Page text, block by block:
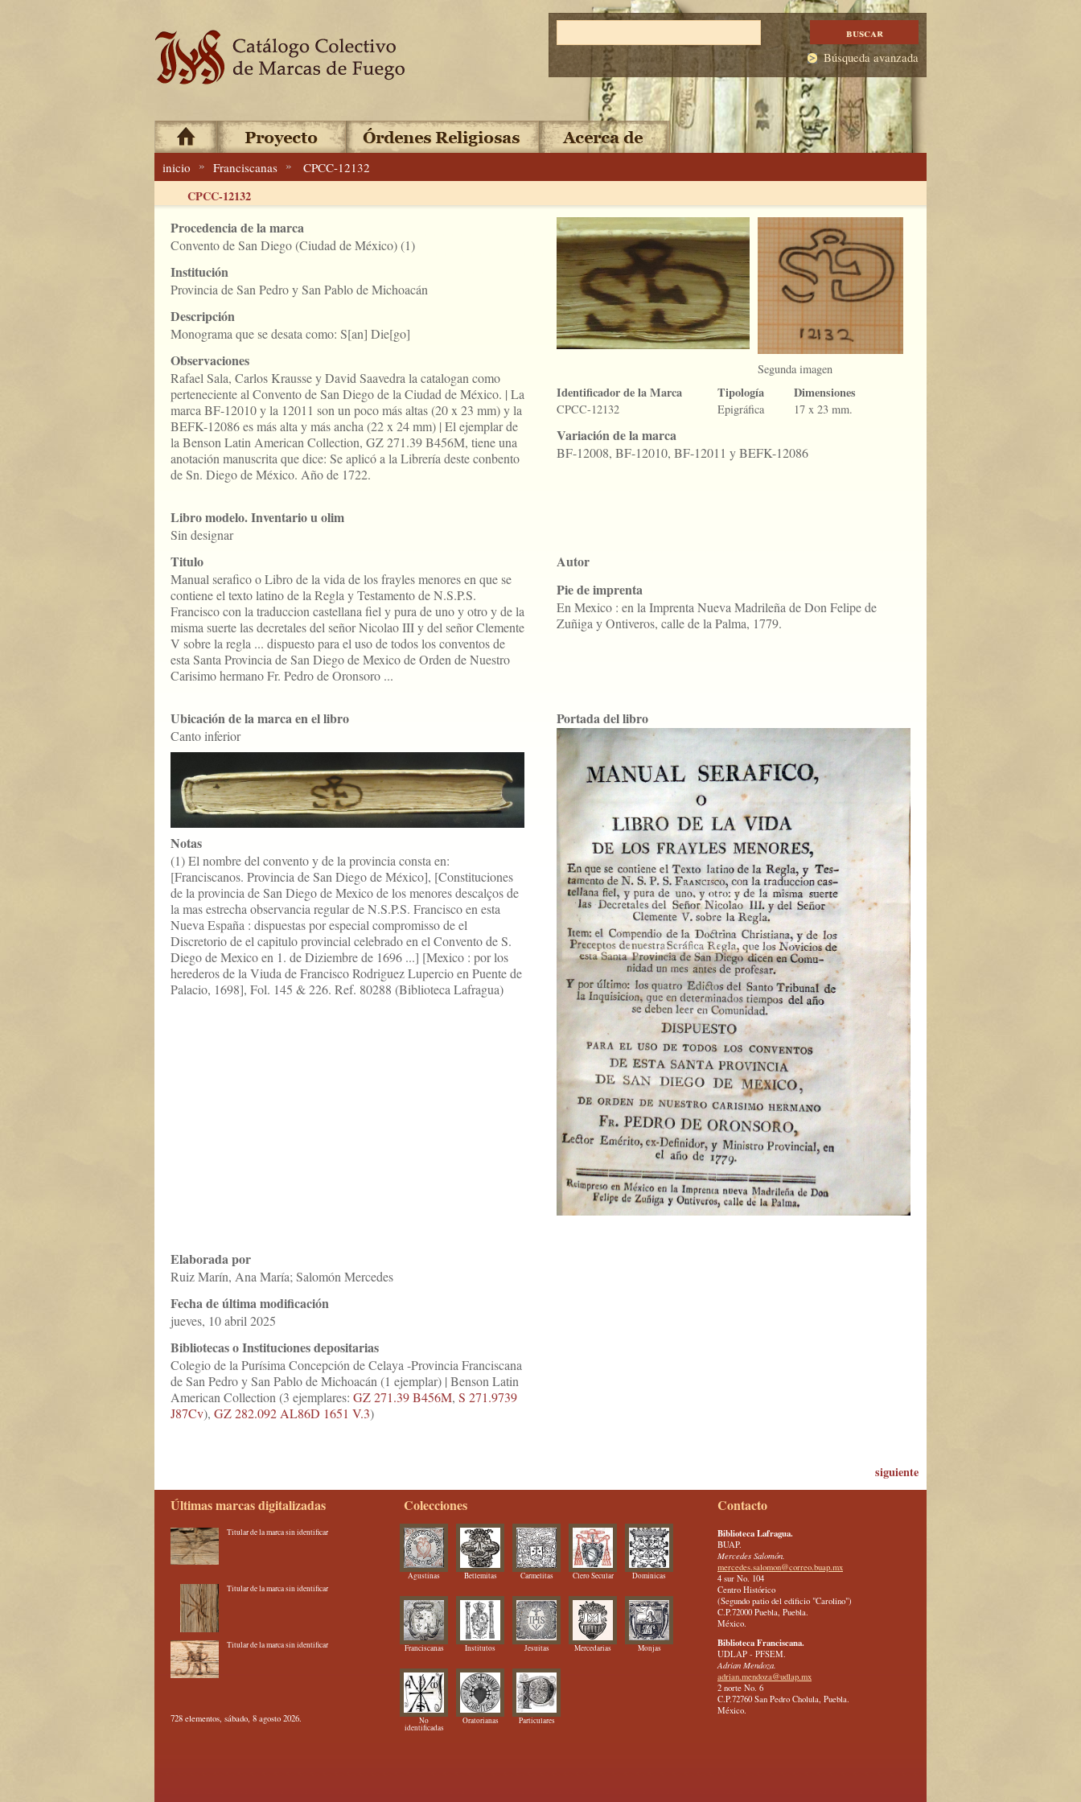
Búsqueda avanzada
inicio » Franciscanas » CPCC-12132
CPCC-12132
Procedencia de la marca
Convento de San Diego (Ciudad de México) (1)
Institución
Provincia de San Pedro y San Pablo de Michoacán
Descripción
Monograma que se desata como: S[an] Die[go]
Observaciones
Rafael Sala, Carlos Krausse y David Saavedra la catalogan como
perteneciente al Convento de San Diego de la Ciudad de México. | La
marca BF-12010 y la 12011 son un poco más altas (20 x 23 mm) y la
BEFK-12086 es más alta y más ancha (22 x 24 mm) | El ejemplar de
la Benson Latin American Collection, GZ 271.39 B456M, tiene una
anotación manuscrita que dice: Se aplicó a la Librería deste conbento
de Sn. Diego de México. Año de 1722.
Segunda imagen
Identificador de la Marca
CPCC-12132
Tipología
Epigráfica
Dimensiones
17 x 23 mm.
Variación de la marca
BF-12008, BF-12010, BF-12011 y BEFK-12086
Libro modelo. Inventario u olim
Sin designar
Titulo
Manual serafico o Libro de la vida de los frayles menores en que se
contiene el texto latino de la Regla y Testamento de N.S.P.S.
Francisco con la traduccion castellana fiel y pura de uno y otro y de la
misma suerte las decretales del señor Nicolao III y del señor Clemente
V sobre la regla ... dispuesto para el uso de todos los conventos de
esta Santa Provincia de San Diego de Mexico de Orden de Nuestro
Carisimo hermano Fr. Pedro de Oronsoro ...
Autor
Pie de imprenta
En Mexico : en la Imprenta Nueva Madrileña de Don Felipe de
Zuñiga y Ontiveros, calle de la Palma, 1779.
Ubicación de la marca en el libro
Canto inferior
Notas
(1) El nombre del convento y de la provincia consta en:
[Franciscanos. Provincia de San Diego de México], [Constituciones
de la provincia de San Diego de Mexico de los menores descalços de
la mas estrecha observancia regular de N.S.P.S. Francisco en esta
Nueva España : dispuestas por especial compromisso de el
Discretorio de el capitulo provincial celebrado en el Convento de S.
Diego de Mexico en 1. de Diziembre de 1696 ...] [Mexico : por los
herederos de la Viuda de Francisco Rodriguez Lupercio en Puente de
Palacio, 1698], Fol. 145 & 226. Ref. 80288 (Biblioteca Lafragua)
Portada del libro
Elaborada por
Ruiz Marín, Ana María; Salomón Mercedes
Fecha de última modificación
jueves, 10 abril 2025
Bibliotecas o Instituciones depositarias
Colegio de la Purísima Concepción de Celaya -Provincia Franciscana
de San Pedro y San Pablo de Michoacán (1 ejemplar) | Benson Latin
American Collection (3 ejemplares: GZ 271.39 B456M, S 271.9739
J87Cv), GZ 282.092 AL86D 1651 V.3)
siguiente
Últimas marcas digitalizadas
Titular de la marca sin identificar
Titular de la marca sin identificar
Titular de la marca sin identificar
728 elementos, sábado, 8 agosto 2026.
Colecciones
Agustinas Betlemitas Carmelitas Clero Secular Dominicas
Franciscanas Institutos Jesuitas Mercedarias Monjas
No
identificadas
Oratorianas Particulares
Contacto
Biblioteca Lafragua.
BUAP.
Mercedes Salomón.
mercedes.salomon@correo.buap.mx
4 sur No. 104
Centro Histórico
(Segundo patio del edificio "Carolino")
C.P.72000 Puebla, Puebla.
México.
Biblioteca Franciscana.
UDLAP - PFSEM.
Adrian Mendoza.
adrian.mendoza@udlap.mx
2 norte No. 6
C.P.72760 San Pedro Cholula, Puebla.
México.